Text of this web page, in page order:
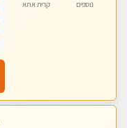
נוספים
קרית אתא